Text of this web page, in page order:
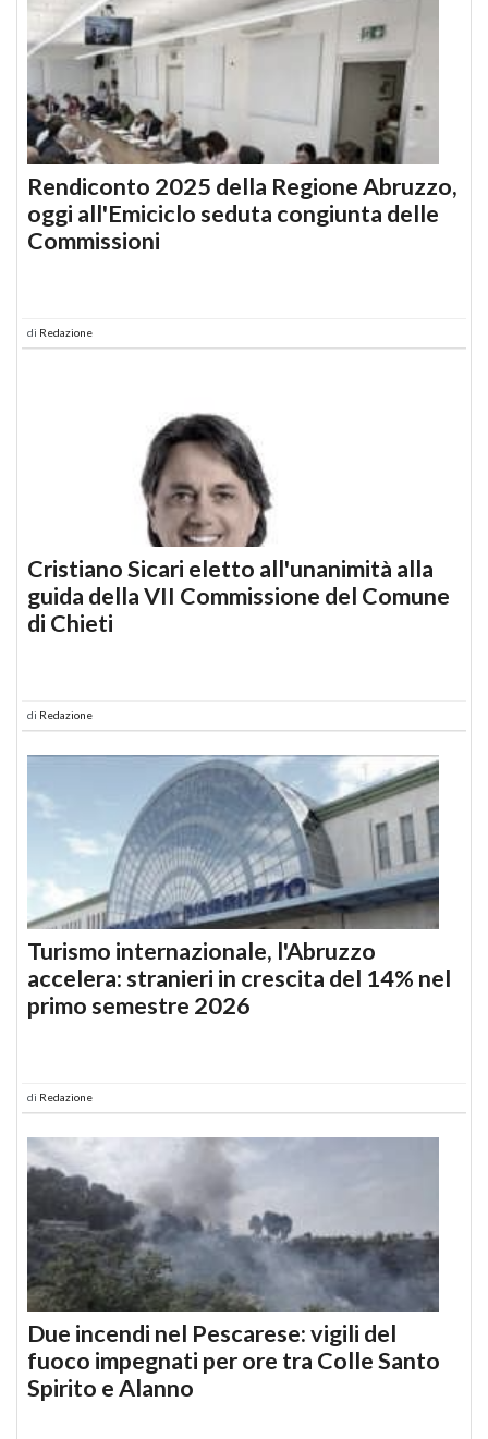
Rendiconto 2025 della Regione Abruzzo,
oggi all'Emiciclo seduta congiunta delle
Commissioni
di Redazione
Cristiano Sicari eletto all'unanimità alla
guida della VII Commissione del Comune
di Chieti
di Redazione
Turismo internazionale, l'Abruzzo
accelera: stranieri in crescita del 14% nel
primo semestre 2026
di Redazione
Due incendi nel Pescarese: vigili del
fuoco impegnati per ore tra Colle Santo
Spirito e Alanno